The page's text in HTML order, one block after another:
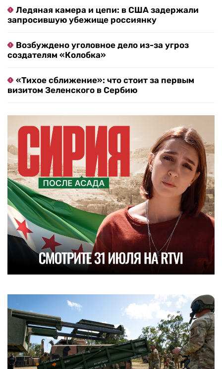
Ледяная камера и цепи: в США задержали
запросившую убежище россиянку
Возбуждено уголовное дело из-за угроз
создателям «Колобка»
«Тихое сближение»: что стоит за первым
визитом Зеленского в Сербию